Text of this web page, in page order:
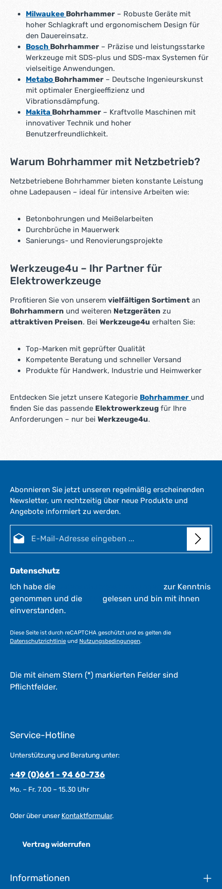
in Weichholz: 35 / 30 mm Max. Schlagzahl: 4500 /min
Nennaufnahmeleistung: 1100 W Leerlaufdrehzahl: 0 - 900 /
0 - 2100 min-1 Gewicht ohne Netzkabel: 3,3 kg
Milwaukee Bohrhammer – Robuste Geräte mit
hoher Schlagkraft und ergonomischem Design für
den Dauereinsatz.
Bosch Bohrhammer – Präzise und leistungsstarke
Werkzeuge mit SDS-plus und SDS-max Systemen für
vielseitige Anwendungen.
Metabo Bohrhammer – Deutsche Ingenieurskunst
mit optimaler Energieeffizienz und
Vibrationsdämpfung.
Makita Bohrhammer – Kraftvolle Maschinen mit
innovativer Technik und hoher
Benutzerfreundlichkeit.
Warum Bohrhammer mit Netzbetrieb?
Netzbetriebene Bohrhammer bieten konstante Leistung
ohne Ladepausen – ideal für intensive Arbeiten wie:
Betonbohrungen und Meißelarbeiten
Durchbrüche in Mauerwerk
Sanierungs- und Renovierungsprojekte
Werkzeuge4u – Ihr Partner für
Elektrowerkzeuge
Profitieren Sie von unserem vielfältigen Sortiment an
Bohrhammern und weiteren Netzgeräten zu
attraktiven Preisen. Bei Werkzeuge4u erhalten Sie:
Top-Marken mit geprüfter Qualität
Kompetente Beratung und schneller Versand
Produkte für Handwerk, Industrie und Heimwerker
Entdecken Sie jetzt unsere Kategorie Bohrhammer und
finden Sie das passende Elektrowerkzeug für Ihre
Anforderungen – nur bei Werkzeuge4u.
Abonnieren Sie jetzt unseren regelmäßig erscheinenden
Newsletter, um rechtzeitig über neue Produkte und
Angebote informiert zu werden.
Datenschutz
Ich habe die
zur Kenntnis
genommen und die
gelesen und bin mit ihnen
einverstanden.
Diese Seite ist durch reCAPTCHA geschützt und es gelten die
Datenschutzrichtlinie und Nutzungsbedingungen.
Die mit einem Stern (*) markierten Felder sind
Pflichtfelder.
Service-Hotline
Unterstützung und Beratung unter:
+49 (0)661 - 94 60-736
Mo. – Fr. 7.00 – 15.30 Uhr
Oder über unserKontaktformular.
Vertrag widerrufen
Informationen